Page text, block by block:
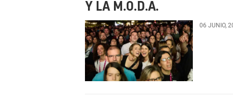
Y LA M.O.D.A.
06 JUNIO,